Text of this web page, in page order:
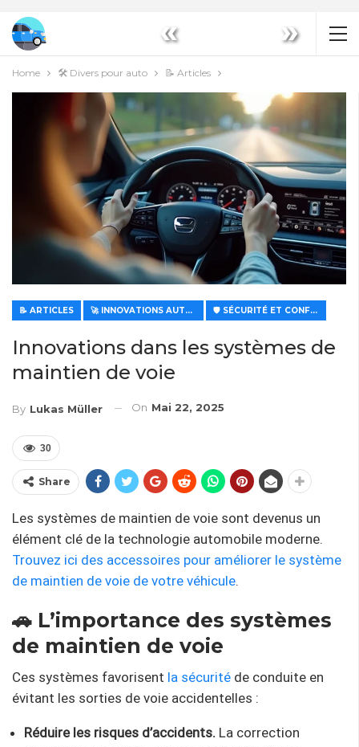
« »
Home 🛠️ Divers pour auto 📝 Articles
📝 ARTICLES 🚀 INNOVATIONS AUTOMOBILES 🛡️ SÉCURITÉ ET CONFORT
Innovations dans les systèmes de
maintien de voie
By Lukas Müller On Mai 22, 2025
30
Share
Les systèmes de maintien de voie sont devenus un
élément clé de la technologie automobile moderne.
Trouvez ici des accessoires pour améliorer le système
de maintien de voie de votre véhicule.
🚗 L’importance des systèmes
de maintien de voie
Ces systèmes favorisent la sécurité de conduite en
évitant les sorties de voie accidentelles :
Réduire les risques d’accidents. La correction